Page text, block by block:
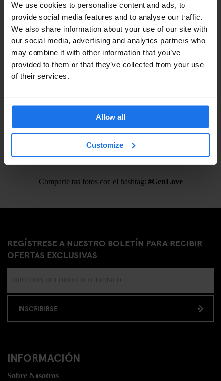
We use cookies to personalise content and ads, to
provide social media features and to analyse our traffic.
We also share information about your use of our site with
our social media, advertising and analytics partners who
may combine it with other information that you’ve
provided to them or that they’ve collected from your use
of their services.
Allow all
Customize
TAMBIÉN DISPONIBLE EN RECEPCIÓN
Tours y entradas a las principales atracciones
Tabla de planchar
Secador de pelo
ALQUILER DE BICICLETAS
Muévete con estilo: alquiler de bicicletas desde
Comparte tus fotos con el hashtag: #GenLove
REGÍSTRESE A NUESTRO BOLETÍN PARA RECIBIR
OFERTAS EXCLUSIVAS
INSCRIBIRSE
INFORMACIÓN
Sobre Nosotros